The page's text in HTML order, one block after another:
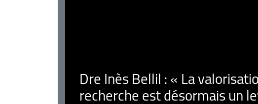
Dre Inès Bellil : « La
recherche est désormais un